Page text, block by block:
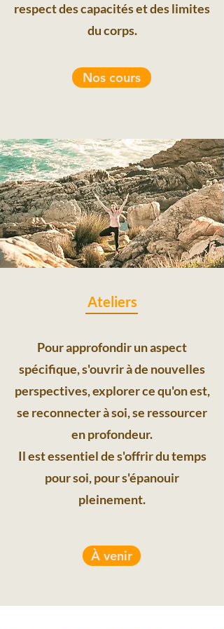
respect des capacités et des limites
du corps.
Nos cours
Ateliers
Pour approfondir un aspect
spécifique, s'ouvrir à de nouvelles
perspectives, explorer ce qu'on est,
se reconnecter à soi, se ressourcer
en profondeur.
Il est essentiel de s'offrir du temps
pour soi, pour s'épanouir
pleinement.
À venir